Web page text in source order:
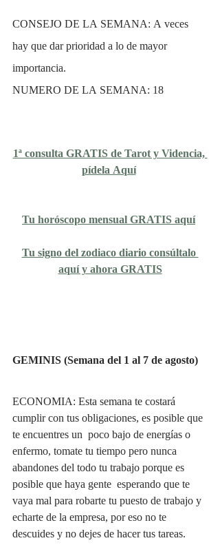
CONSEJO DE LA SEMANA: A veces
hay que dar prioridad a lo de mayor
importancia.
NUMERO DE LA SEMANA: 18
1ª consulta GRATIS de Tarot y Videncia,
pídela Aquí
Tu horóscopo mensual GRATIS aquí
Tu signo del zodiaco diario consúltalo
aquí y ahora GRATIS
GEMINIS (Semana del 1 al 7 de agosto)
ECONOMIA: Esta semana te costará
cumplir con tus obligaciones, es posible que
te encuentres un  poco bajo de energías o
enfermo, tomate tu tiempo pero nunca
abandones del todo tu trabajo porque es
posible que haya gente  esperando que te
vaya mal para robarte tu puesto de trabajo y
echarte de la empresa, por eso no te
descuides y no dejes de hacer tus tareas.